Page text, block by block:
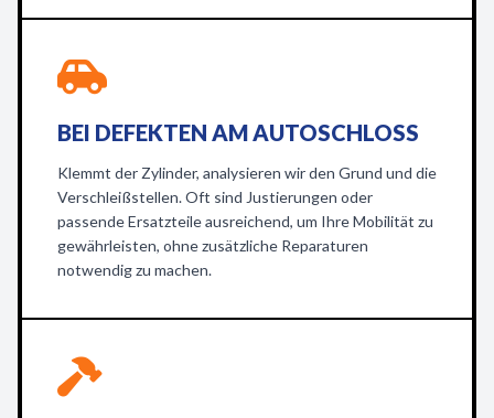
BEI DEFEKTEN AM AUTOSCHLOSS
Klemmt der Zylinder, analysieren wir den Grund und die
Verschleißstellen. Oft sind Justierungen oder
passende Ersatzteile ausreichend, um Ihre Mobilität zu
gewährleisten, ohne zusätzliche Reparaturen
notwendig zu machen.